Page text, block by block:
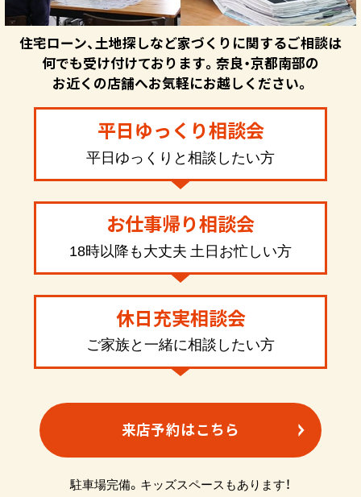
住宅ローン、土地探しなど家づくりに関するご相談は
何でも受け付けております。奈良・京都南部の
お近くの店舗へお気軽にお越しください。
平日ゆっくり相談会
平日ゆっくりと相談したい方
お仕事帰り相談会
18時以降も大丈夫 土日お忙しい方
休日充実相談会
ご家族と一緒に相談したい方
来店予約はこちら
駐車場完備。キッズスペースもあります！